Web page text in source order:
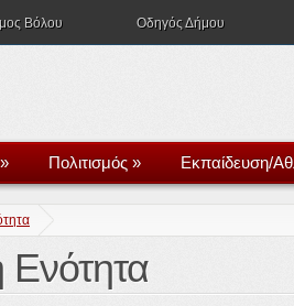
Βόλου Οδηγός Δήμου
» Πολιτισμός » Εκπαίδευση/
Ενότητα